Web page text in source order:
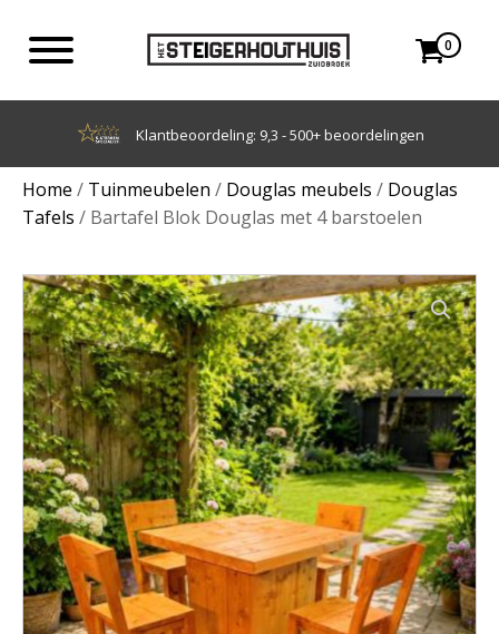
0
Klantbeoordeling: 9,3 - 500+ beoordelingen
Home / Tuinmeubelen / Douglas meubels / Douglas
Tafels / Bartafel Blok Douglas met 4 barstoelen